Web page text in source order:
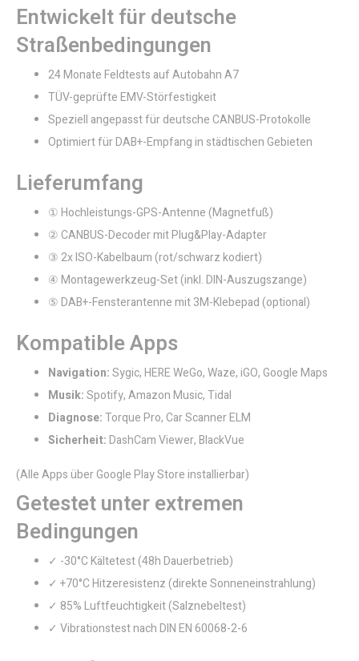
Entwickelt für deutsche
Straßenbedingungen
24 Monate Feldtests auf Autobahn A7
TÜV-geprüfte EMV-Störfestigkeit
Speziell angepasst für deutsche CANBUS-Protokolle
Optimiert für DAB+-Empfang in städtischen Gebieten
Lieferumfang
① Hochleistungs-GPS-Antenne (Magnetfuß)
② CANBUS-Decoder mit Plug&Play-Adapter
③ 2x ISO-Kabelbaum (rot/schwarz kodiert)
④ Montagewerkzeug-Set (inkl. DIN-Auszugszange)
⑤ DAB+-Fensterantenne mit 3M-Klebepad (optional)
Kompatible Apps
Navigation:Sygic, HERE WeGo, Waze, iGO, Google Maps
Musik:Spotify, Amazon Music, Tidal
Diagnose:Torque Pro, Car Scanner ELM
Sicherheit:DashCam Viewer, BlackVue
(Alle Apps über Google Play Store installierbar)
Getestet unter extremen
Bedingungen
✓ -30°C Kältetest (48h Dauerbetrieb)
✓ +70°C Hitzeresistenz (direkte Sonneneinstrahlung)
✓ 85% Luftfeuchtigkeit (Salznebeltest)
✓ Vibrationstest nach DIN EN 60068-2-6